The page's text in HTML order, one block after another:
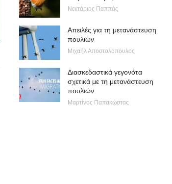
Νεκτάριος Παππάς
Απειλές για τη μετανάστευση
πουλιών
Μιχαήλ Αποστολόπουλος
Διασκεδαστικά γεγονότα
σχετικά με τη μετανάστευση
πουλιών
Μαρτίνος Παπακώστας